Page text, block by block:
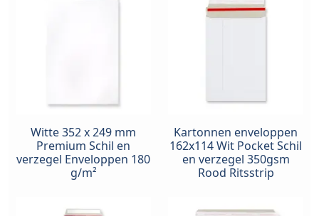
Witte 352 x 249 mm
Premium Schil en
verzegel Enveloppen 180
g/m²
Kartonnen enveloppen
162x114 Wit Pocket Schil
en verzegel 350gsm
Rood Ritsstrip